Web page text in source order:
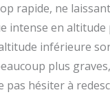
rapide, ne
en
inférieure
plus
hésiter à